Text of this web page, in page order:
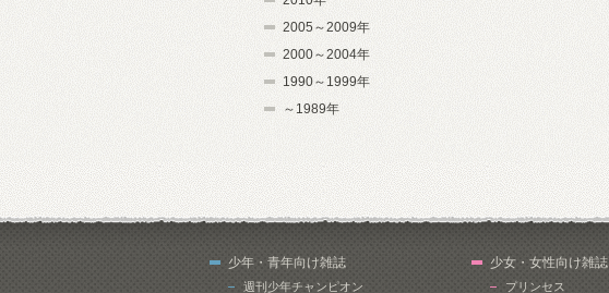
2005～2009年
2000～2004年
1990～1999年
～1989年
少年・青年向け雑誌
週刊少年チャンピオン
少女・女性向け雑誌
プリンセス